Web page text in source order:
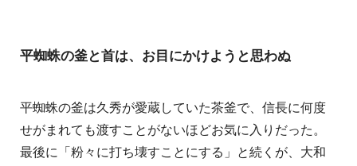
平蜘蛛の釜と首は、お目にかけようと思わぬ
平蜘蛛の釜は久秀が愛蔵していた茶釜で、信長に何度
せがまれても渡すことがないほどお気に入りだった。
最後に「粉々に打ち壊すことにする」と続くが、大和